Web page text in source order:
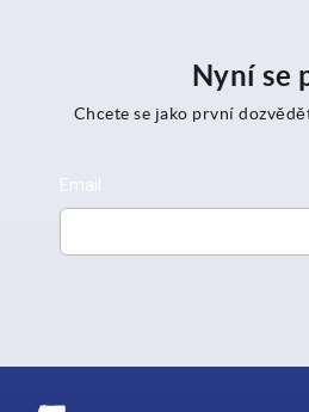
Nyní se
Chcete se jako první